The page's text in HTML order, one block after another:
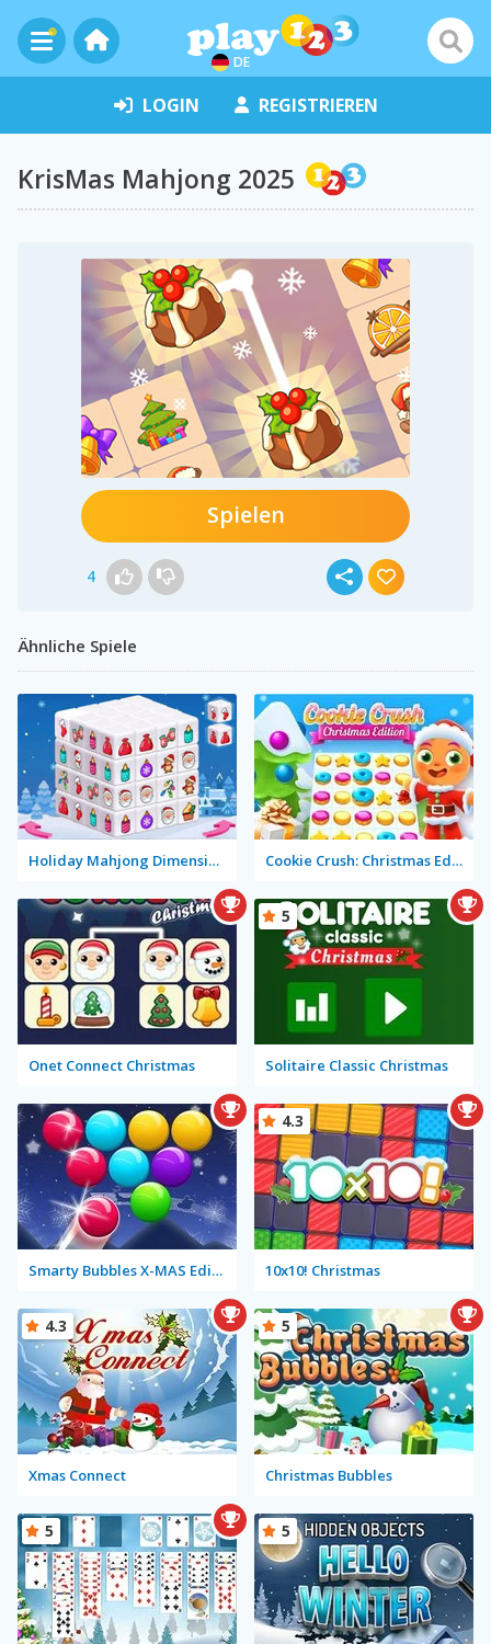
DE
LOGIN REGISTRIEREN
KrisMas Mahjong 2025
Spielen
4
Ähnliche Spiele
Holiday Mahjong Dimensions Cookie Crush: Christmas Edition
Onet Connect Christmas Solitaire Classic Christmas
5
Smarty Bubbles X-MAS Edition 10x10! Christmas
4.3
Xmas Connect
4.3
Christmas Bubbles
5
5 5